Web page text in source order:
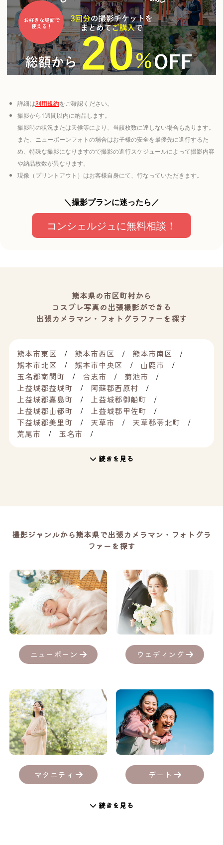
詳細は利用規約をご確認ください。
撮影から1週間以内に納品します。
撮影時の状況または天候等により、当該枚数に達しない場合もあります。
また、ニューボーンフォトの場合はお子様の安全を最優先に進行するた
め、特殊な撮影になりますので撮影の進行スケジュールによって撮影内容
や納品枚数が異なります。
現像（プリントアウト）はお客様自身にて、行なっていただきます。
＼撮影プランに迷ったら／
コンシェルジュに無料相談！
熊本県の市区町村から
コスプレ写真の出張撮影ができる
出張カメラマン・フォトグラファーを探す
熊本市東区 熊本市西区
熊本市南区
熊本市北区
熊本市中央区
山鹿市
玉名郡南関町
合志市
菊池市
上益城郡益城町
阿蘇郡西原村
上益城郡嘉島町
上益城郡御船町
上益城郡山都町
上益城郡甲佐町
下益城郡美里町
天草市
天草郡苓北町
荒尾市
玉名市
続きを見る
撮影ジャンルから熊本県で出張カメラマン・フォトグラ
ファーを探す
ニューボーン ウェディング
マタニティ デート
続きを見る